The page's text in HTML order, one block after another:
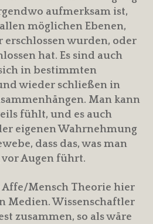
aufmerksam ist,
möglichen Ebenen,
wurden, oder
hat. Es sind auch
in bestimmten
wieder schließen in
Man kann
fühlt, und es auch
eigenen Wahrnehmung
dass das, was man
Augen führt.
Mensch Theorie hier
Medien. Wissenschaftler
zusammen, so als wäre